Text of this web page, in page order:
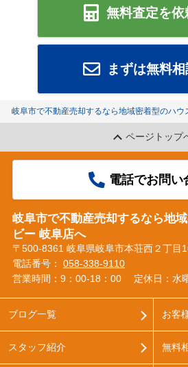
無料査定を依
まずは無料
岐阜市で不動産売却するなら地域密着型のハウ
ページトップ
電話でお問い
岐阜市で不動産売却するなら地
ビー 岐阜店へ
〒500-8361 岐阜県岐阜市本荘西２丁目
電話番号： 058-338-9110
営業時間：9：00‐18：00
定休日：水
ブログ一覧
スタッフ紹介
お客
無料